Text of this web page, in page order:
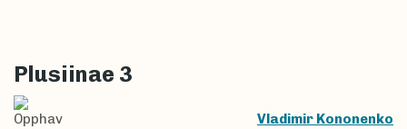
Plusiinae 3
Opphav
Vladimir Kononenko